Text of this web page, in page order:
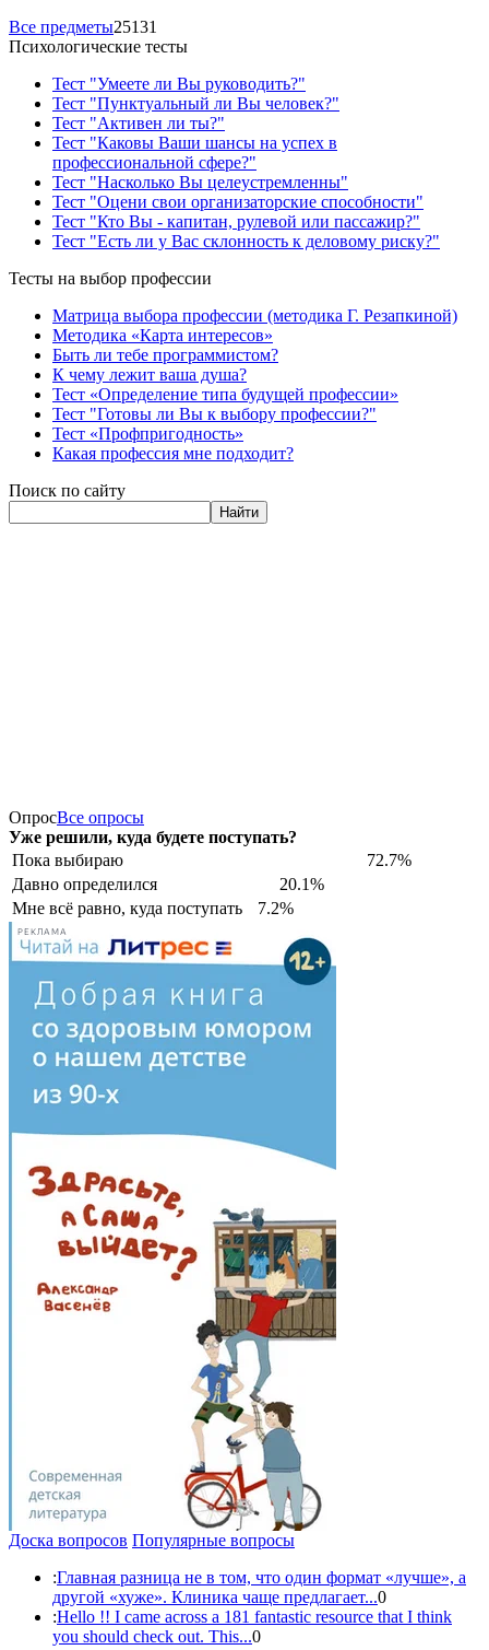
Все предметы25131
Психологические тесты
Тест "Умеете ли Вы руководить?"
Тест "Пунктуальный ли Вы человек?"
Тест "Активен ли ты?"
Тест "Каковы Ваши шансы на успех в
профессиональной сфере?"
Тест "Насколько Вы целеустремленны"
Тест "Оцени свои организаторские способности"
Тест "Кто Вы - капитан, рулевой или пассажир?"
Тест "Есть ли у Вас склонность к деловому риску?"
Тесты на выбор профессии
Матрица выбора профессии (методика Г. Резапкиной)
Методика «Карта интересов»
Быть ли тебе программистом?
К чему лежит ваша душа?
Тест «Определение типа будущей профессии»
Тест "Готовы ли Вы к выбору профессии?"
Тест «Профпригодность»
Какая профессия мне подходит?
Поиск по сайту
Найти
ОпросВсе опросы
Уже решили, куда будете поступать?
Пока выбираю
72.7%
Давно определился
20.1%
Мне всё равно, куда поступать
7.2%
РЕКЛАМА
Доска вопросов Популярные вопросы
:Главная разница не в том, что один формат «лучше», а
другой «хуже». Клиника чаще предлагает...0
:Hello !! I came across a 181 fantastic resource that I think
you should check out. This...0